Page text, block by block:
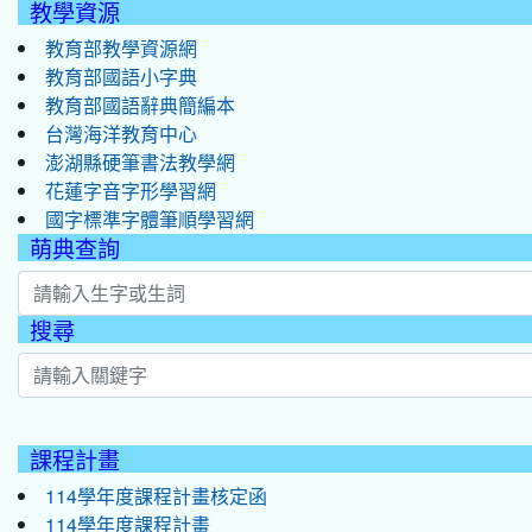
教學資源
教育部教學資源網
教育部國語小字典
教育部國語辭典簡編本
台灣海洋教育中心
澎湖縣硬筆書法教學網
花蓮字音字形學習網
國字標準字體筆順學習網
萌典查詢
搜尋
課程計畫
114學年度課程計畫核定函
114學年度課程計畫